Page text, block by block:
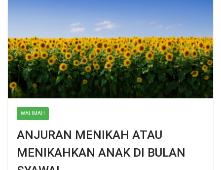
WALIMAH
ANJURAN MENIKAH ATAU
MENIKAHKAN ANAK DI BULAN